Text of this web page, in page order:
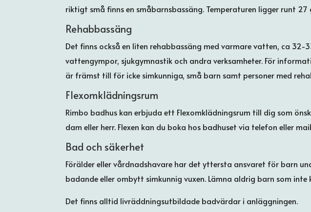
riktigt små finns en småbarnsbassäng. Temperaturen ligger runt 27
Rehabbassäng
Det finns också en liten rehabbassäng med varmare vatten, ca
vattengympor, sjukgymnastik och andra verksamheter. För
är främst till för icke simkunniga, små barn samt personer med
Flexomklädningsrum
Rimbo badhus kan erbjuda ett Flexomklädningsrum till dig som
dam eller herr. Flexen kan du boka hos badhuset via telefon eller
Bad och säkerhet
Förälder eller vårdnadshavare har det yttersta ansvaret för barn
badande eller ombytt simkunnig vuxen. Lämna aldrig barn som
Det finns alltid livräddningsutbildade badvärdar i anläggningen.